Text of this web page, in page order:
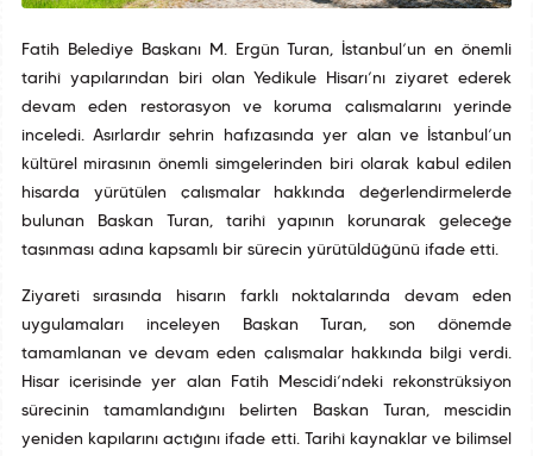
Fatih Belediye Başkanı M. Ergün Turan, İstanbul’un en önemli
tarihî yapılarından biri olan Yedikule Hisarı’nı ziyaret ederek
devam eden restorasyon ve koruma çalışmalarını yerinde
inceledi. Asırlardır şehrin hafızasında yer alan ve İstanbul’un
kültürel mirasının önemli simgelerinden biri olarak kabul edilen
hisarda yürütülen çalışmalar hakkında değerlendirmelerde
bulunan Başkan Turan, tarihî yapının korunarak geleceğe
taşınması adına kapsamlı bir sürecin yürütüldüğünü ifade etti.
Ziyareti sırasında hisarın farklı noktalarında devam eden
uygulamaları inceleyen Başkan Turan, son dönemde
tamamlanan ve devam eden çalışmalar hakkında bilgi verdi.
Hisar içerisinde yer alan Fatih Mescidi’ndeki rekonstrüksiyon
sürecinin tamamlandığını belirten Başkan Turan, mescidin
yeniden kapılarını açtığını ifade etti. Tarihî kaynaklar ve bilimsel